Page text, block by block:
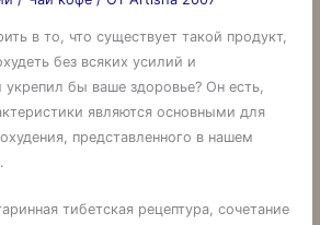
в то, что существует такой продукт,
без всяких усилий и
бы ваше здоровье? Он есть,
являются основными для
представленного в нашем
тибетская рецептура, сочетание